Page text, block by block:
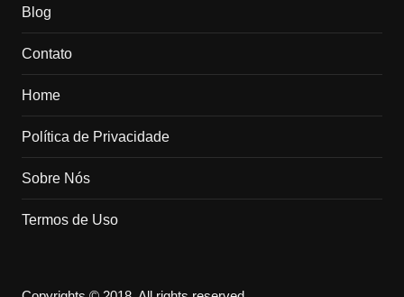
Blog
Contato
Home
Política de Privacidade
Sobre Nós
Termos de Uso